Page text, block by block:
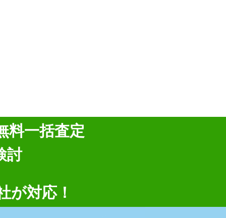
料一括査定
討
が対応！